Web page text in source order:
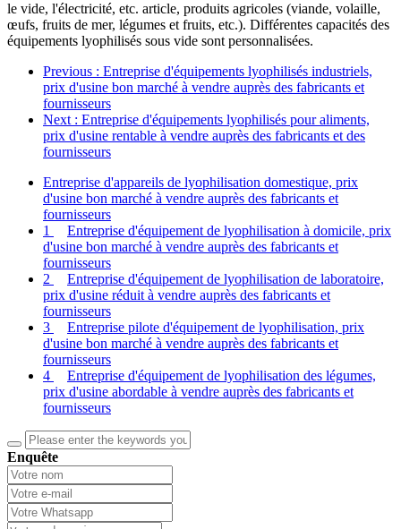
le vide, l'électricité, etc. article, produits agricoles (viande, volaille,
œufs, fruits de mer, légumes et fruits, etc.). Différentes capacités des
équipements lyophilisés sous vide sont personnalisées.
Previous : Entreprise d'équipements lyophilisés industriels,
prix d'usine bon marché à vendre auprès des fabricants et
fournisseurs
Next : Entreprise d'équipements lyophilisés pour aliments,
prix d'usine rentable à vendre auprès des fabricants et des
fournisseurs
Entreprise d'appareils de lyophilisation domestique, prix
d'usine bon marché à vendre auprès des fabricants et
fournisseurs
1
Entreprise d'équipement de lyophilisation à domicile, prix
d'usine bon marché à vendre auprès des fabricants et
fournisseurs
2
Entreprise d'équipement de lyophilisation de laboratoire,
prix d'usine réduit à vendre auprès des fabricants et
fournisseurs
3
Entreprise pilote d'équipement de lyophilisation, prix
d'usine bon marché à vendre auprès des fabricants et
fournisseurs
4
Entreprise d'équipement de lyophilisation des légumes,
prix d'usine abordable à vendre auprès des fabricants et
fournisseurs
Enquête